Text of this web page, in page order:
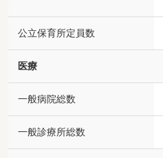
公立保育所定員数
医療
一般病院総数
一般診療所総数